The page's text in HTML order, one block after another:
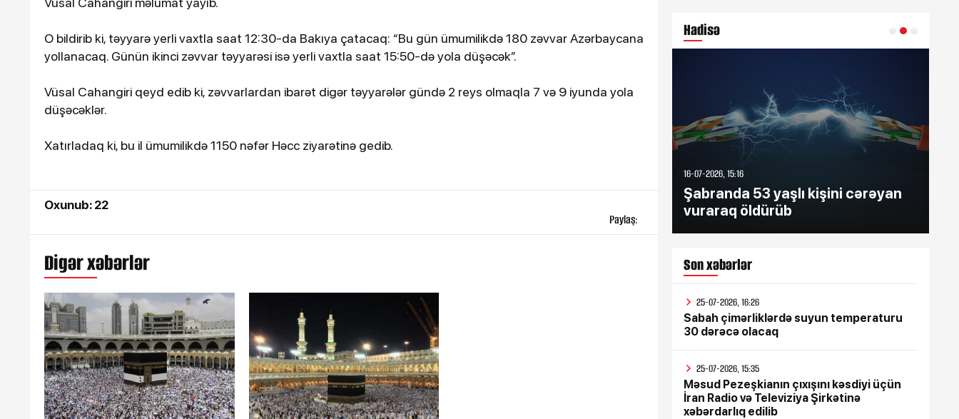
O bildirib ki, təyyarə yerli vaxtla saat 12:30-da Bakıya çatacaq: “Bu gün ümumilikdə 180 zəvvar Azərbaycana
yollanacaq. Günün ikinci zəvvar təyyarəsi isə yerli vaxtla saat 15:50-də yola düşəcək”.
Vüsal Cahangiri qeyd edib ki, zəvvarlardan ibarət digər təyyarələr gündə 2 reys olmaqla 7 və 9 iyunda yola
düşəcəklər.
Xatırladaq ki, bu il ümumilikdə 1150 nəfər Həcc ziyarətinə gedib.
Oxunub: 22
Paylaş:
Digər xəbərlər
Hadisə
Şəmkirdə 11 nəfər salatdan
Türkiyədə sərnişin avtobusu
16-07-2026, 15:16
Şabranda 53 yaşlı kişini cərəyan
vuraraq öldürüb
Son xəbərlər
25-07-2026, 16:26
Sabah çimərliklərdə suyun temperaturu
30 dərəcə olacaq
25-07-2026, 15:35
Məsud Pezeşkianın çıxışını kəsdiyi üçün
İran Radio və Televiziya Şirkətinə
xəbərdarlıq edilib